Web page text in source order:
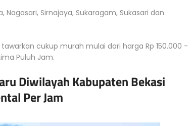
Sirnajaya, Sukaragam, Sukasari dan
cukup murah mulai dari harga Rp 150.000 -
Puluh Jam.
Diwilayah Kabupaten Bekasi
Per Jam